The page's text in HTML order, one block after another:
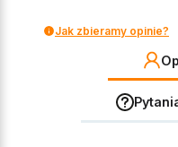
Jak zbieramy opinie?